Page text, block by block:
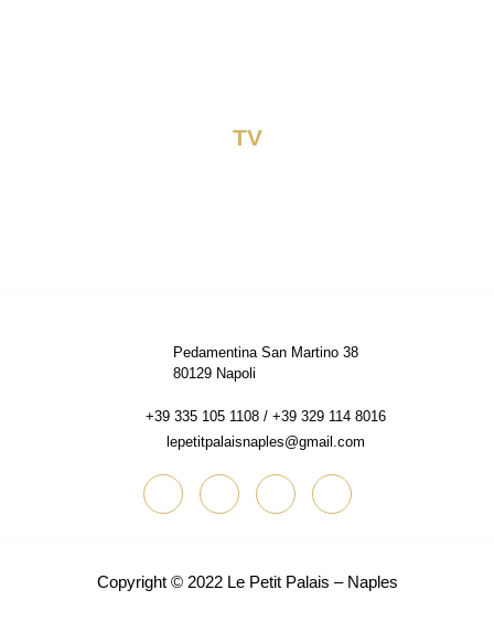
TV
Pedamentina San Martino 38
80129 Napoli
+39 335 105 1108 / +39 329 114 8016
lepetitpalaisnaples@gmail.com
Copyright © 2022 Le Petit Palais – Naples